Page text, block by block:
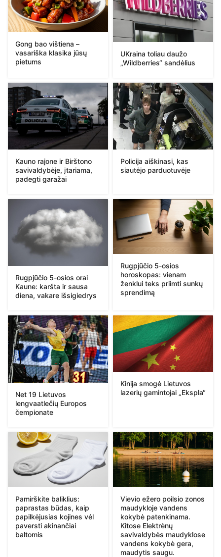
Gong bao vištiena –
vasariška klasika jūsų
pietums
UKraina toliau daužo
„Wildberries“ sandėlius
Kauno rajone ir Birštono
savivaldybėje, įtariama,
padegti garažai
Policija aiškinasi, kas
siautėjo parduotuvėje
Rugpjūčio 5-osios orai
Kaune: karšta ir sausa
diena, vakare išsigiedrys
Rugpjūčio 5-osios
horoskopas: vienam
ženklui teks priimti sunkų
sprendimą
Net 19 Lietuvos
lengvaatlečių Europos
čempionate
Kinija smogė Lietuvos
lazerių gamintojai „Ekspla“
Pamirškite baliklius:
paprastas būdas, kaip
papilkėjusias kojines vėl
paversti akinančiai
baltomis
Vievio ežero poilsio zonos
maudykloje vandens
kokybė patenkinama.
Kitose Elektrėnų
savivaldybės maudyklose
vandens kokybė gera,
maudytis saugu.